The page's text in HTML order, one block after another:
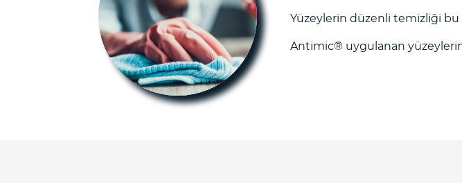
Yüzeylerin düzenli temizliği bu
Antimic®️ uygulanan